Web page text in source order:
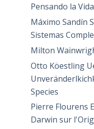
Pensando la Vida
Máximo Sandín
Sistemas
Milton
Otto Köestling
Species
Pierre Flourens
Darwin sur